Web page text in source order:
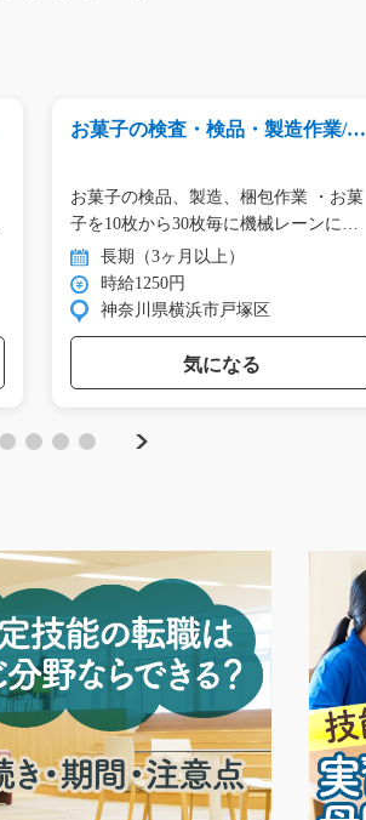
お菓子の検査・検品・製造作業/g0
お菓子の検品、製造、梱包作業 ・お菓
子を10枚から30枚毎に機械レーンに
投… 長期（3ヶ月以上）
時給1250円
神奈川県横浜市戸塚区
気になる
Next